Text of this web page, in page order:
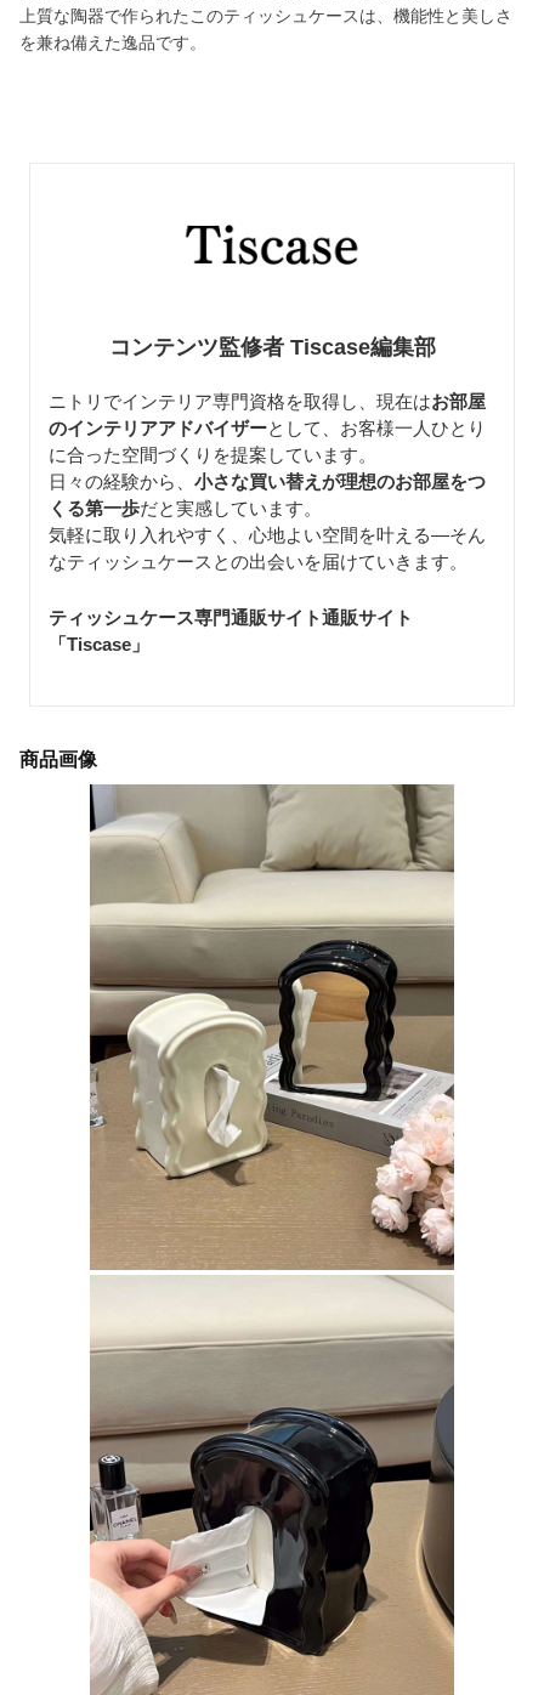
上質な陶器で作られたこのティッシュケースは、機能性と美しさ
を兼ね備えた逸品です。
コンテンツ監修者 Tiscase編集部
ニトリでインテリア専門資格を取得し、現在はお部屋
のインテリアアドバイザーとして、お客様一人ひとり
に合った空間づくりを提案しています。
日々の経験から、 小さな買い替えが理想のお部屋をつ
くる第一歩だと実感しています。
気軽に取り入れやすく、心地よい空間を叶える—そん
なティッシュケースとの出会いを届けていきます。
ティッシュケース専門通販サイト通販サイト
「Tiscase 」
商品画像